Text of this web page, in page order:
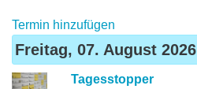
Termin hinzufügen
Freitag, 07. August 2026
Tagesstopper